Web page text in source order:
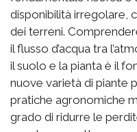
disponibilità irregolare,
dei terreni.
il flusso d’acqua tra
il suolo e la pianta è il
nuove varietà di piante
pratiche agronomiche
grado di ridurre le